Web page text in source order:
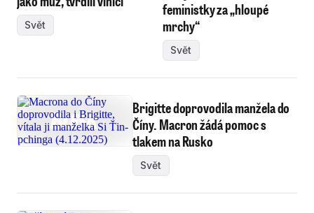
Svět
feministky za „hloupé
mrchy“
Svět
Brigitte doprovodila manžela do
Číny. Macron žádá pomoc s
tlakem na Rusko
Svět